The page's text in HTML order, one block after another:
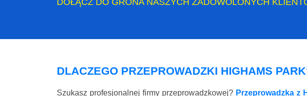
DLACZEGO PRZEPROWADZKI HIGHAMS
Szukasz profesjonalnej firmy przeprowadzkowej? Przeprowadzka z